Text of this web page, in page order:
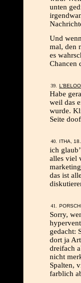
unten
Und
mal, den
es
Chancen
Habe
weil das
wurde.
Seite
ITHA,
ich
alles viel
das ist
Sorry,
gedacht:
dort ja
dreifach
nicht
Spalten,
farblich